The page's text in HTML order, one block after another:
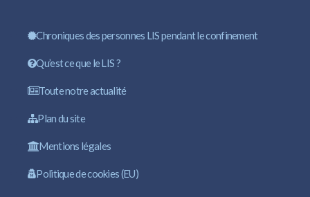
Chroniques des personnes LIS pendant le confinement
Qu’est ce que le LIS ?
Toute notre actualité
Plan du site
Mentions légales
Politique de cookies (EU)